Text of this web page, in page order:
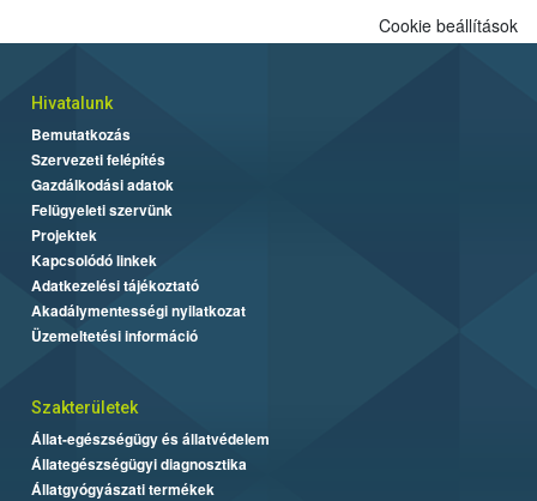
Cookie beállítások
Hivatalunk
Bemutatkozás
Szervezeti felépítés
Gazdálkodási adatok
Felügyeleti szervünk
Projektek
Kapcsolódó linkek
Adatkezelési tájékoztató
Akadálymentességi nyilatkozat
Üzemeltetési információ
Szakterületek
Állat-egészségügy és állatvédelem
Állategészségügyi diagnosztika
Állatgyógyászati termékek